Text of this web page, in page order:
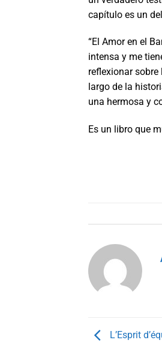
capítulo es un
“El Amor en el
intensa y me
reflexionar
largo de la
una hermosa y
Es un libro que
L’Esprit